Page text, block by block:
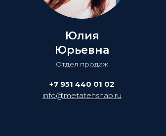
Юлия
Юрьевна
Отдел продаж
+7 951 440 01 02
info@metatehsnab.ru